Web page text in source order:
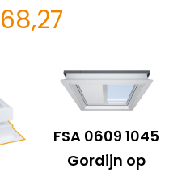
FSA 0609 1045
Gordijn op